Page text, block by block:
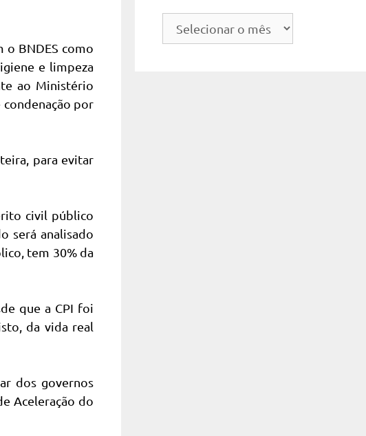
BNDES como
e limpeza
ao Ministério
por
para evitar
civil público
será analisado
tem 30% da
que a CPI foi
da vida real
dos governos
Aceleração do
Arquivo